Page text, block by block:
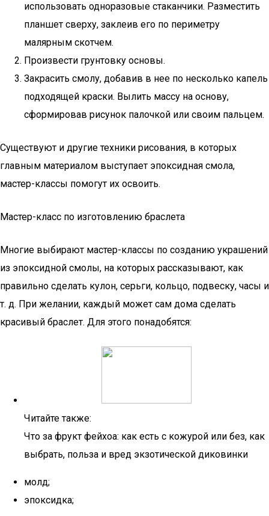
использовать одноразовые стаканчики. Разместить
планшет сверху, заклеив его по периметру
малярным скотчем.
Произвести грунтовку основы.
Закрасить смолу, добавив в нее по несколько капель
подходящей краски. Вылить массу на основу,
сформировав рисунок палочкой или своим пальцем.
Существуют и другие техники рисования, в которых
главным материалом выступает эпоксидная смола,
мастер-классы помогут их освоить.
Мастер-класс по изготовлению браслета
Многие выбирают мастер-классы по созданию украшений
из эпоксидной смолы, на которых рассказывают, как
правильно сделать кулон, серьги, кольцо, подвеску, часы и
т. д. При желании, каждый может сам дома сделать
красивый браслет. Для этого понадобятся:
Читайте также:
Что за фрукт фейхоа: как есть с кожурой или без, как
выбрать, польза и вред экзотической диковинки
молд;
эпоксидка;